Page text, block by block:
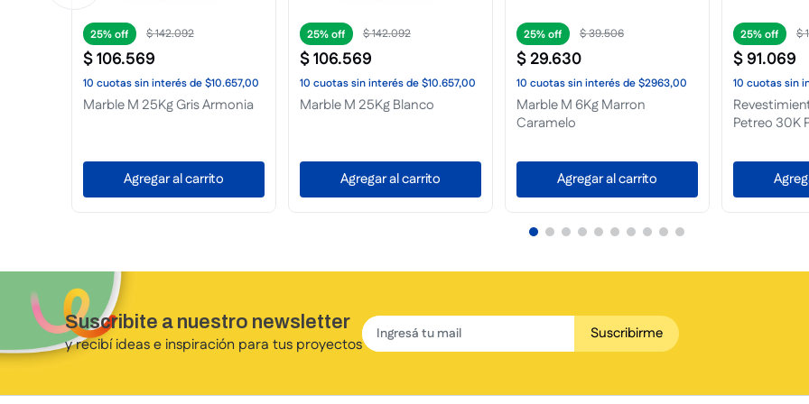
25% $28.766
$21.575
10 cuotassin interésde$2158,00
Terplast Revoq Acril Rodillable
Agregar al carrito
25% $29.504
$22.128
10 cuotassin interésde$2213,00
Terplast Romano M 6Kg
Agregar al carrito
$77.280
Terplast Romano M 30Kg Gris
Bruma
No disponible
$77.280
Terplast
Verde
No
Suscribite a nuestro newsletter
y recibí ideas e inspiración para tus proyectos
Suscribirme